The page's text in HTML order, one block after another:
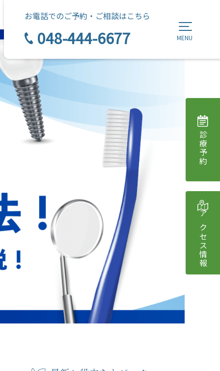
お電話でのご予約・ご相談はこちら
048-444-6677 MENU
診療予約
アクセス情報